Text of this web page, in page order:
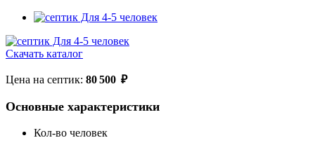
Скачать каталог
Цена на септик: 80 500 ₽
Основные характеристики
Кол-во человек